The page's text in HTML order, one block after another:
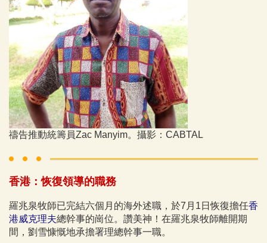
禱告推動統籌員Zac Manyim。攝影：CABTAL
香港：恢復領導的職務
羅兆泉牧師已完結六個月的海外述職，於7月1日恢復擔任香
港威克理夫總幹事的崗位。讚美神！在羅兆泉牧師離開期
間，劉雪慷慨地承擔署理總幹事一職。